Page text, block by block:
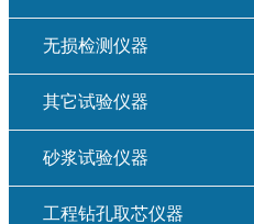
无损检测仪器
其它试验仪器
砂浆试验仪器
工程钻孔取芯仪器